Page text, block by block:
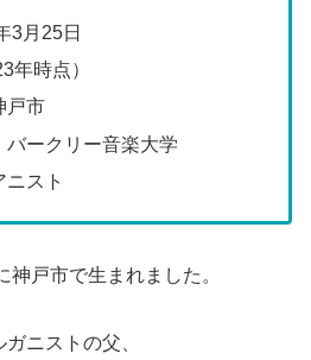
3月25日
年時点）
戸市
バークリー音楽大学
スト
戸市で生まれました。
ニストの父、